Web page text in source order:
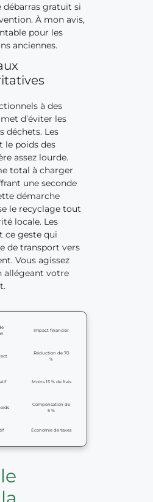
débarras gratuit si
À mon avis,
pour les
anciennes.
à des
d’éviter les
déchets. Les
le poids des
assez lourde.
total à charger
une seconde
démarche
le recyclage tout
locale. Les
ce geste qui
de transport vers
Vous agissez
allégeant votre
Impact financier
Réduction de 70
%
Moins 15 % de frais
Compensation de
5 %
Économie de taxes